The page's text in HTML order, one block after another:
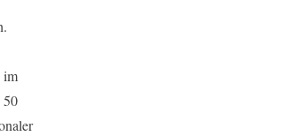
im
50